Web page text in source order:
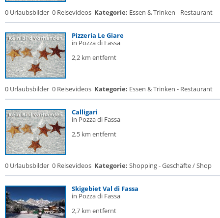
0 Urlaubsbilder 0 Reisevideos Kategorie: Essen & Trinken - Restaurant
Pizzeria Le Giare
in Pozza di Fassa
2,2 km entfernt
0 Urlaubsbilder 0 Reisevideos Kategorie: Essen & Trinken - Restaurant
Calligari
in Pozza di Fassa
2,5 km entfernt
0 Urlaubsbilder 0 Reisevideos Kategorie: Shopping - Geschäfte / Shop
Skigebiet Val di Fassa
in Pozza di Fassa
2,7 km entfernt